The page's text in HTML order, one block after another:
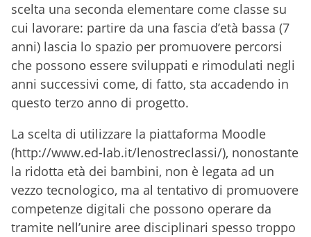
scelta una seconda elementare come classe su
cui lavorare: partire da una fascia d’età bassa (7
anni) lascia lo spazio per promuovere percorsi
che possono essere sviluppati e rimodulati negli
anni successivi come, di fatto, sta accadendo in
questo terzo anno di progetto.
La scelta di utilizzare la piattaforma Moodle
(http://www.ed-lab.it/lenostreclassi/), nonostante
la ridotta età dei bambini, non è legata ad un
vezzo tecnologico, ma al tentativo di promuovere
competenze digitali che possono operare da
tramite nell’unire aree disciplinari spesso troppo